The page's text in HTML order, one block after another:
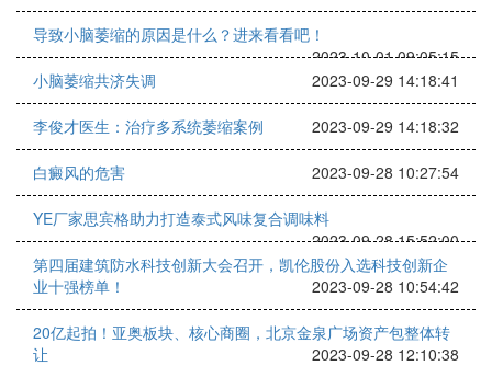
导致小脑萎缩的原因是什么？进来看看吧！
2023-10-01 09:05:15
小脑萎缩共济失调
2023-09-29 14:18:41
李俊才医生：治疗多系统萎缩案例 2023-09-29 14:18:32
白癜风的危害 2023-09-28 10:27:54
YE厂家思宾格助力打造泰式风味复合调味料
2023-09-28 15:52:00
第四届建筑防水科技创新大会召开，凯伦股份入选科技创新企
业十强榜单！
2023-09-28 10:54:42
20亿起拍！亚奥板块、核心商圈，北京金泉广场资产包整体转
让
2023-09-28 12:10:38